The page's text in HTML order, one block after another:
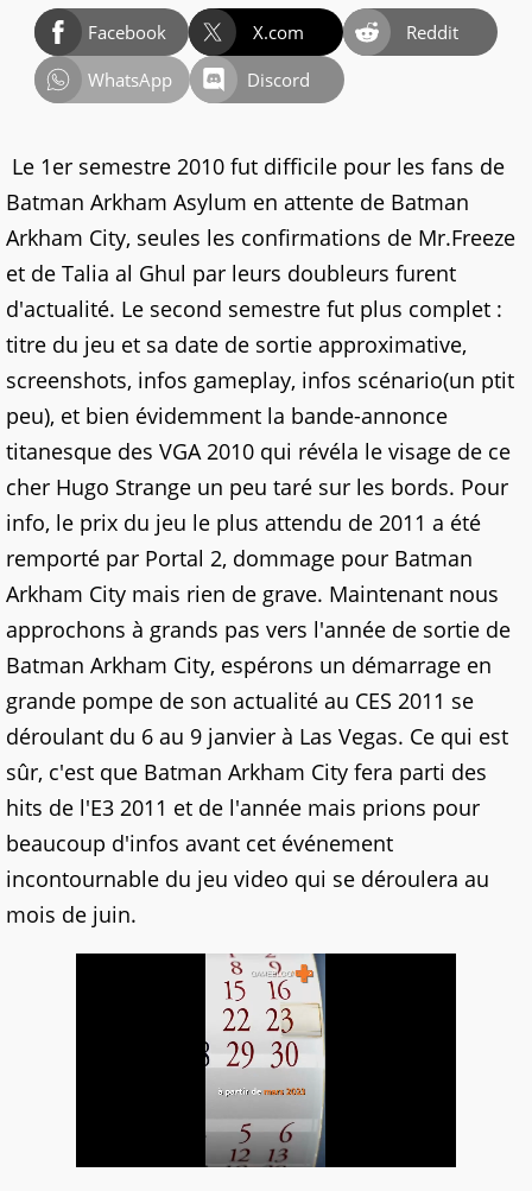
Facebook X.com
Reddit
WhatsApp
Discord
Le 1er semestre 2010 fut difficile pour les fans de
Batman Arkham Asylum en attente de Batman
Arkham City, seules les confirmations de Mr.Freeze
et de Talia al Ghul par leurs doubleurs furent
d'actualité. Le second semestre fut plus complet :
titre du jeu et sa date de sortie approximative,
screenshots, infos gameplay, infos scénario(un ptit
peu), et bien évidemment la bande-annonce
titanesque des VGA 2010 qui révéla le visage de ce
cher Hugo Strange un peu taré sur les bords. Pour
info, le prix du jeu le plus attendu de 2011 a été
remporté par Portal 2, dommage pour Batman
Arkham City mais rien de grave. Maintenant nous
approchons à grands pas vers l'année de sortie de
Batman Arkham City, espérons un démarrage en
grande pompe de son actualité au CES 2011 se
déroulant du 6 au 9 janvier à Las Vegas. Ce qui est
sûr, c'est que Batman Arkham City fera parti des
hits de l'E3 2011 et de l'année mais prions pour
beaucoup d'infos avant cet événement
incontournable du jeu video qui se déroulera au
mois de juin.